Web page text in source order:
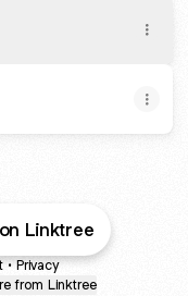
Linktree
• Privacy
from Linktree